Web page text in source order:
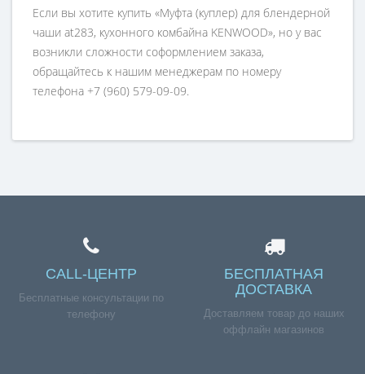
Если вы хотите купить «Муфта (куплер) для блендерной
чаши at283, кухонного комбайна KENWOOD», но у вас
возникли сложности соформлением заказа,
обращайтесь к нашим менеджерам по номеру
телефона +7 (960) 579-09-09.
CALL-ЦЕНТР
Бесплатные консультации по
телефону
БЕСПЛАТНАЯ
ДОСТАВКА
Доставляем товар до наших
оффлайн магазинов